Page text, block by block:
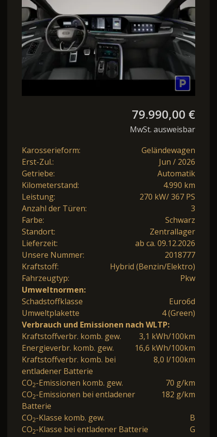
79.990,00 €
MwSt. ausweisbar
Karosserieform:
Geländewagen
Erst-Zul.:
Jun / 2026
Getriebe:
Automatik
Kilometerstand:
4.990 km
Leistung:
270 kW/ 367 PS
Anzahl der Türen:
3
Farbe:
Schwarz
Standort:
Zentrallager
Lieferzeit:
ab ca. 09.12.2026
Unsere Nummer:
2018777
Kraftstoff:
Hybrid (Benzin/Elektro)
Fahrzeugtyp:
Pkw
Umweltnormen:
Schadstoffklasse
Euro6d
Umweltplakette
4 (Green)
Verbrauch und Emissionen nach WLTP:
Kraftstoffverbr. komb. gew.
3,1 kWh/100km
Energieverbr. komb. gew.
16,6 kWh/100km
Kraftstoffverbr. komb. bei
entladener Batterie
8,0 l/100km
CO2-Emissionen komb. gew.
70 g/km
CO2-Emissionen bei entladener
Batterie
182 g/km
CO2-Klasse komb. gew.
B
CO2-Klasse bei entladener Batterie G